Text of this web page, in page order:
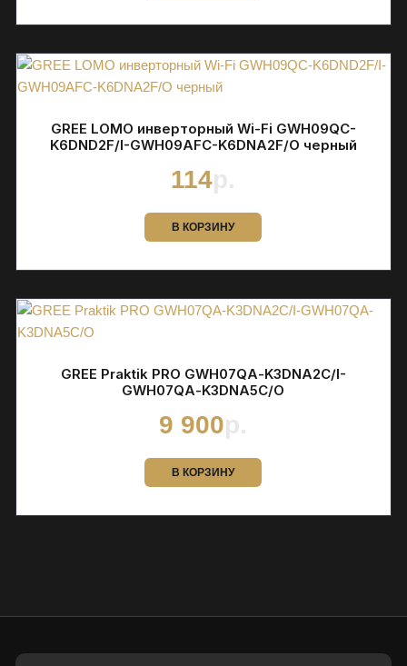
GREE LOMO инверторный Wi-Fi GWH09QC-
K6DND2F/I-GWH09AFC-K6DNA2F/O черный
114
В КОРЗИНУ
GREE Praktik PRO GWH07QА-K3DNA2С/I-
GWH07QА-K3DNA5С/O
9 900
В КОРЗИНУ